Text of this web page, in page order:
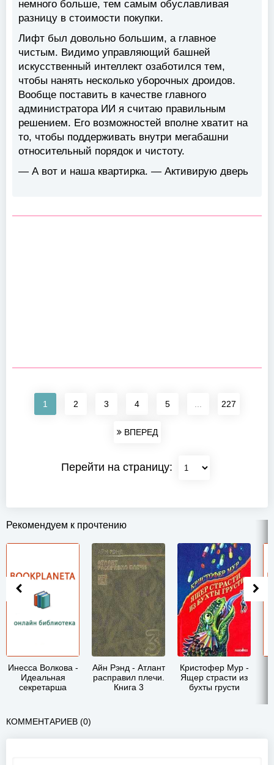
немного больше, тем самым обуславливая
разницу в стоимости покупки.
Лифт был довольно большим, а главное
чистым. Видимо управляющий башней
искусственный интеллект озаботился тем,
чтобы нанять несколько уборочных дроидов.
Вообще поставить в качестве главного
администратора ИИ я считаю правильным
решением. Его возможностей вполне хватит на
то, чтобы поддерживать внутри мегабашни
относительный порядок и чистоту.
— А вот и наша квартирка. — Активирую дверь
1 2 3 4 5 ... 227
ВПЕРЕД
Перейти на страницу:
Рекомендуем к прочтению
Инесса Волкова -
Идеальная
секретарша
Айн Рэнд - Атлант
расправил плечи.
Книга 3
Кристофер Мур -
Ящер страсти из
бухты грусти
КОММЕНТАРИЕВ (0)